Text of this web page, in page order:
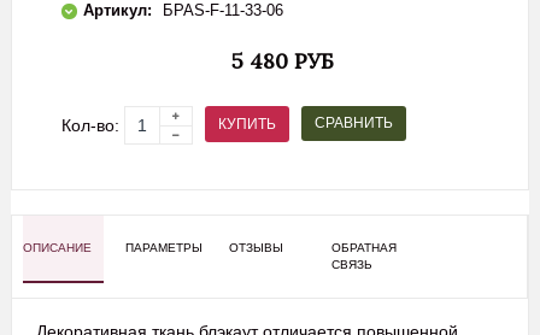
Артикул: БPAS-F-11-33-06
5 480 РУБ
Кол-во: КУПИТЬ СРАВНИТЬ
ОПИСАНИЕ ПАРАМЕТРЫ ОТЗЫВЫ
ОБРАТНАЯ
СВЯЗЬ